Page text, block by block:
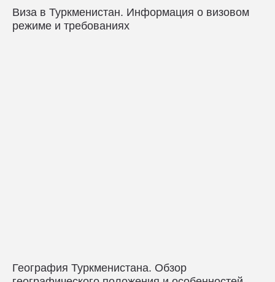
Виза в Туркменистан. Информация о визовом
режиме и требованиях
География Туркменистана. Обзор